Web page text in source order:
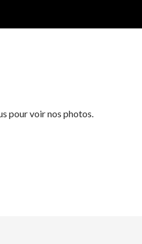
pour voir nos photos.